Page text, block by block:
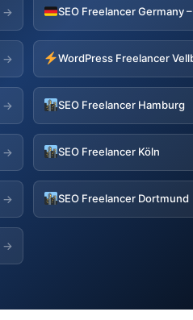
→
→ WordPress Freelancer
→ SEO Freelancer Hamburg
→ SEO Freelancer Köln
→ SEO Freelancer Dortmund
→